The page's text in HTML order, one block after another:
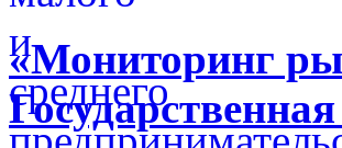
«Мониторинг